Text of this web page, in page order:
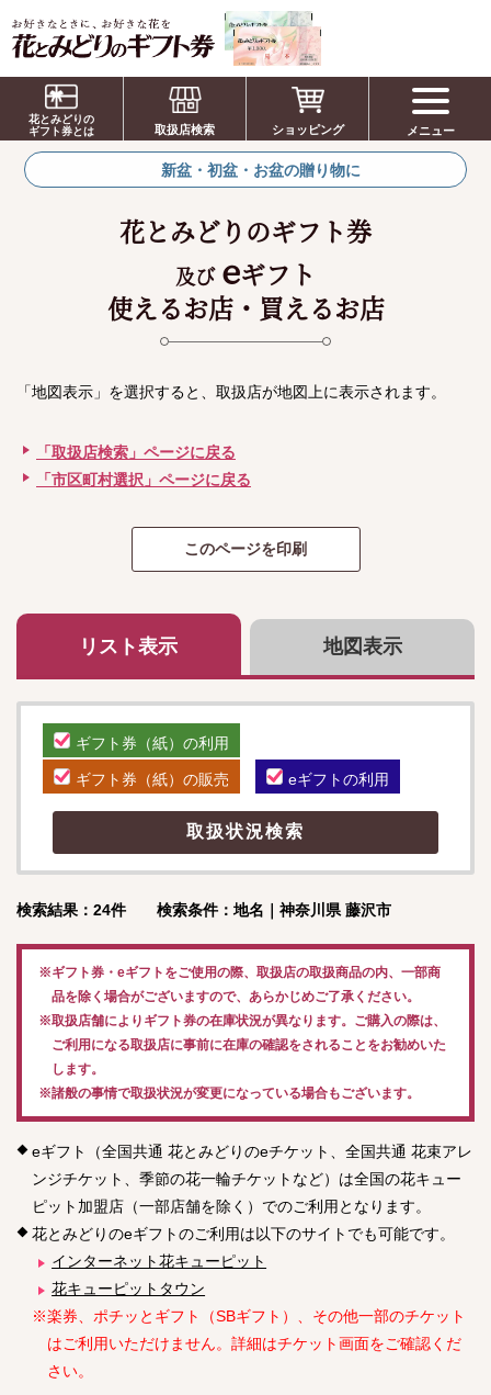
お祝い、お盆、新盆、お彼岸、喪中、お供
え、見舞い、返事、供花、線香贈答におすす
めのギフト
花とみどりの
ギフト券とは
取扱店検索 ショッピング メニュー
新盆・初盆・お盆の贈り物に
花とみどりのギフト券
及び eギフト
使えるお店・買えるお店
「地図表示」を選択すると、取扱店が地図上に表示されます。
「取扱店検索」ページに戻る
「市区町村選択」ページに戻る
リスト表示 地図表示
ギフト券（紙）の利用
ギフト券（紙）の販売 eギフトの利用
検索結果：24件 検索条件：地名｜神奈川県 藤沢市
※ギフト券・eギフトをご使用の際、取扱店の取扱商品の内、一部商
品を除く場合がございますので、あらかじめご了承ください。
※取扱店舗によりギフト券の在庫状況が異なります。ご購入の際は、
ご利用になる取扱店に事前に在庫の確認をされることをお勧めいた
します。
※諸般の事情で取扱状況が変更になっている場合もございます。
eギフト（全国共通 花とみどりのeチケット、全国共通 花束アレ
ンジチケット、季節の花一輪チケットなど）は全国の花キュー
ピット加盟店（一部店舗を除く）でのご利用となります。
花とみどりのeギフトのご利用は以下のサイトでも可能です。
インターネット花キューピット
花キューピットタウン
※楽券、ポチッとギフト（SBギフト）、その他一部のチケット
はご利用いただけません。詳細はチケット画面をご確認くだ
さい。